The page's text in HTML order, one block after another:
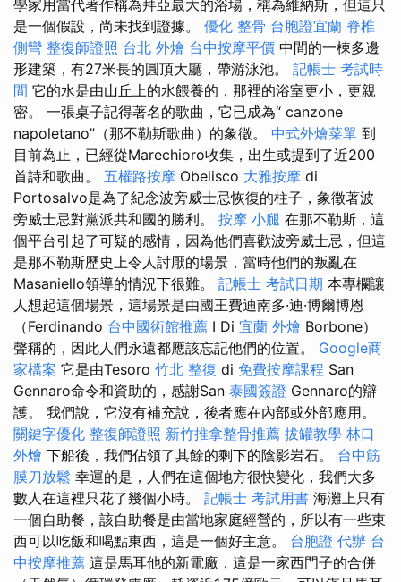
學家用當代著作稱為拜亞最大的浴場，稱為維納斯，但這只
是一個假設，尚未找到證據。 優化 整骨 台胞證宜蘭 脊椎
側彎 整復師證照 台北 外燴 台中按摩平價 中間的一棟多邊
形建築，有27米長的圓頂大廳，帶游泳池。 記帳士 考試時
間 它的水是由山丘上的水餵養的，那裡的浴室更小，更親
密。 一張桌子記得著名的歌曲，它已成為“ canzone
napoletano”（那不勒斯歌曲）的象徵。 中式外燴菜單 到
目前為止，已經從Marechioro收集，出生或提到了近200
首詩和歌曲。 五權路按摩 Obelisco 大雅按摩 di
Portosalvo是為了紀念波旁威士忌恢復的柱子，象徵著波
旁威士忌對黨派共和國的勝利。 按摩 小腿 在那不勒斯，這
個平台引起了可疑的感情，因為他們喜歡波旁威士忌，但這
是那不勒斯歷史上令人討厭的場景，當時他們的叛亂在
Masaniello領導的情況下很難。 記帳士 考試日期 本專欄讓
人想起這個場景，這場景是由國王費迪南多·迪·博爾博恩
（Ferdinando 台中國術館推薦 I Di 宜蘭 外燴 Borbone）
聲稱的，因此人們永遠都應該忘記他們的位置。 Google商
家檔案 它是由Tesoro 竹北 整復 di 免費按摩課程 San
Gennaro命令和資助的，感謝San 泰國簽證 Gennaro的辯
護。 我們說，它沒有補充說，後者應在內部或外部應用。
關鍵字優化 整復師證照 新竹推拿整骨推薦 拔罐教學 林口
外燴 下船後，我們佔領了其餘的剩下的陰影岩石。 台中筋
膜刀放鬆 幸運的是，人們在這個地方很快變化，我們大多
數人在這裡只花了幾個小時。 記帳士 考試用書 海灘上只有
一個自助餐，該自助餐是由當地家庭經營的，所以有一些東
西可以吃飯和喝點東西，這是一個好主意。 台胞證 代辦 台
中按摩推薦 這是馬耳他的新電廠，這是一家西門子的合併